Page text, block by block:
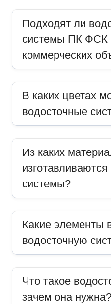
Подходят ли
системы ПК ФСК
коммерческих
В каких цветах
водосточные
Из каких
системы?
Какие элементы
водосточную
Что такое
зачем она нужна?